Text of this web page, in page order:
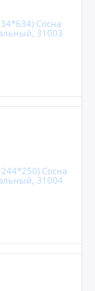
Сосна
31003
Сосна
31004